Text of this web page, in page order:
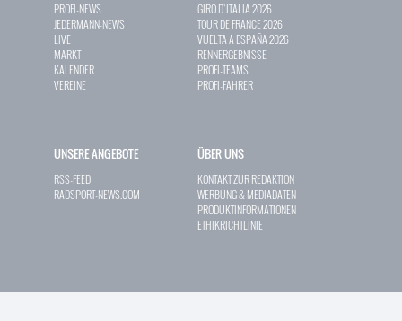
PROFI-NEWS
JEDERMANN-NEWS
LIVE
MARKT
KALENDER
VEREINE
GIRO D`ITALIA 2026
TOUR DE FRANCE 2026
VUELTA A ESPAÑA 2026
RENNERGEBNISSE
PROFI-TEAMS
PROFI-FAHRER
UNSERE ANGEBOTE
RSS-FEED
RADSPORT-NEWS.COM
ÜBER UNS
KONTAKT ZUR REDAKTION
WERBUNG & MEDIADATEN
PRODUKTINFORMATIONEN
ETHIKRICHTLINIE